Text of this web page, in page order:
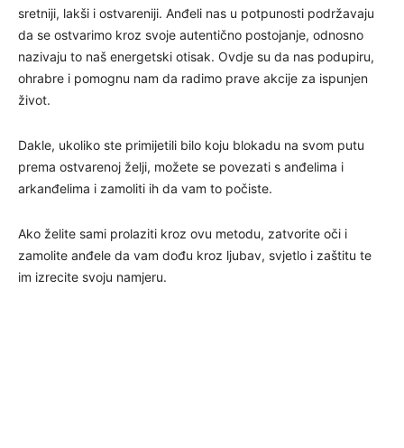
sretniji, lakši i ostvareniji. Anđeli nas u potpunosti podržavaju
da se ostvarimo kroz svoje autentično postojanje, odnosno
nazivaju to naš energetski otisak. Ovdje su da nas podupiru,
ohrabre i pomognu nam da radimo prave akcije za ispunjen
život.
Dakle, ukoliko ste primijetili bilo koju blokadu na svom putu
prema ostvarenoj želji, možete se povezati s anđelima i
arkanđelima i zamoliti ih da vam to počiste.
Ako želite sami prolaziti kroz ovu metodu, zatvorite oči i
zamolite anđele da vam dođu kroz ljubav, svjetlo i zaštitu te
im izrecite svoju namjeru.